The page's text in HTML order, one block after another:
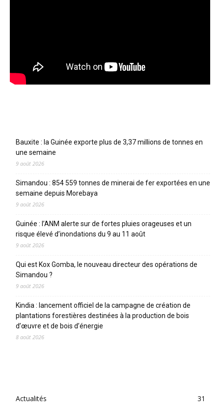
Bauxite : la Guinée exporte plus de 3,37 millions de tonnes en
une semaine
9 août 2026
Simandou : 854 559 tonnes de minerai de fer exportées en une
semaine depuis Morebaya
9 août 2026
Guinée : l’ANM alerte sur de fortes pluies orageuses et un
risque élevé d’inondations du 9 au 11 août
9 août 2026
Qui est Kox Gomba, le nouveau directeur des opérations de
Simandou ?
9 août 2026
Kindia : lancement officiel de la campagne de création de
plantations forestières destinées à la production de bois
d’œuvre et de bois d’énergie
8 août 2026
Actualités
31